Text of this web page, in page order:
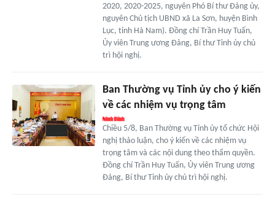
2020, 2020-2025, nguyên Phó Bí thư Đảng ủy,
nguyên Chủ tịch UBND xã La Sơn, huyện Bình
Lục, tỉnh Hà Nam). Đồng chí Trần Huy Tuấn,
Ủy viên Trung ương Đảng, Bí thư Tỉnh ủy chủ
trì hội nghị.
Ban Thường vụ Tỉnh ủy cho ý kiến
về các nhiệm vụ trọng tâm
Chiều 5/8, Ban Thường vụ Tỉnh ủy tổ chức Hội
nghị thảo luận, cho ý kiến về các nhiệm vụ
trọng tâm và các nội dung theo thẩm quyền.
Đồng chí Trần Huy Tuấn, Ủy viên Trung ương
Đảng, Bí thư Tỉnh ủy chủ trì hội nghị.